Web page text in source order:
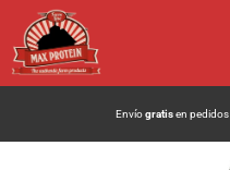
Bienvenidos a la